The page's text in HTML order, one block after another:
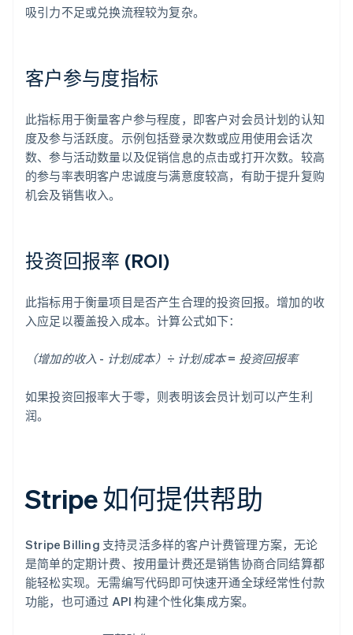
吸引力不足或兑换流程较为复杂。
客户参与度指标
此指标用于衡量客户参与程度，即客户对会员计划的认知
度及参与活跃度。示例包括登录次数或应用使用会话次
数、参与活动数量以及促销信息的点击或打开次数。较高
的参与率表明客户忠诚度与满意度较高，有助于提升复购
机会及销售收入。
投资回报率 (ROI)
此指标用于衡量项目是否产生合理的投资回报。增加的收
入应足以覆盖投入成本。计算公式如下：
（增加的收入 - 计划成本）÷ 计划成本 = 投资回报率
如果投资回报率大于零，则表明该会员计划可以产生利
润。
Stripe 如何提供帮助
Stripe Billing 支持灵活多样的客户计费管理方案，无论
是简单的定期计费、按用量计费还是销售协商合同结算都
能轻松实现。无需编写代码即可快速开通全球经常性付款
功能，也可通过 API 构建个性化集成方案。